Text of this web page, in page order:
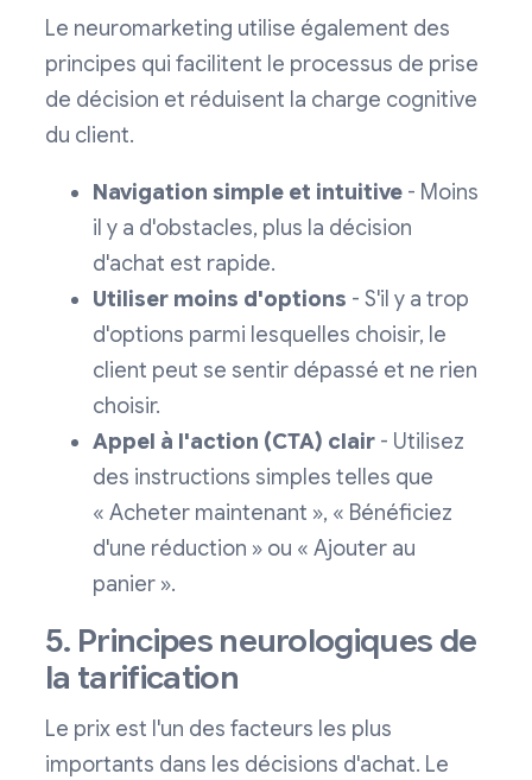
Le neuromarketing utilise également des
principes qui facilitent le processus de prise
de décision et réduisent la charge cognitive
du client.
Navigation simple et intuitive - Moins
il y a d'obstacles, plus la décision
d'achat est rapide.
Utiliser moins d'options - S'il y a trop
d'options parmi lesquelles choisir, le
client peut se sentir dépassé et ne rien
choisir.
Appel à l'action (CTA) clair - Utilisez
des instructions simples telles que
« Acheter maintenant », « Bénéficiez
d'une réduction » ou « Ajouter au
panier ».
5. Principes neurologiques de
la tarification
Le prix est l'un des facteurs les plus
importants dans les décisions d'achat. Le